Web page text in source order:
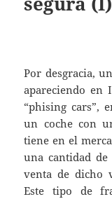
Por desgracia,
apareciendo en
“phising cars”,
un coche con
tiene en el
una cantidad
venta de dicho
Este tipo de